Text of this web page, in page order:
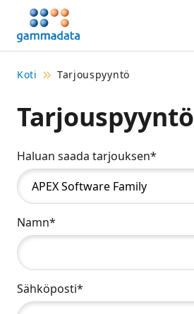
Siirry
pääsisältöönt
Koti Tarjouspyyntö
Tarjouspyyntö
Haluan saada tarjouksen*
Namn*
Sähköposti*